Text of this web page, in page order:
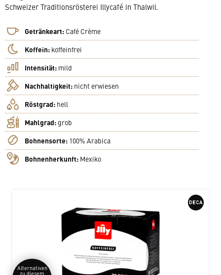
Schweizer Traditionsrösterei Illycafé in Thalwil.
Getränkeart: Café Crème
Koffein: koffeinfrei
Intensität: mild
Nachhaltigkeit: nicht erwiesen
Röstgrad: hell
Mahlgrad: grob
Bohnensorte: 100% Arabica
Bohnenherkunft: Mexiko
Alternativen
zu diesem